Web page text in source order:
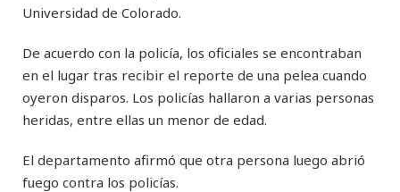
Universidad de Colorado.
De acuerdo con la policía, los oficiales se encontraban
en el lugar tras recibir el reporte de una pelea cuando
oyeron disparos. Los policías hallaron a varias personas
heridas, entre ellas un menor de edad.
El departamento afirmó que otra persona luego abrió
fuego contra los policías.